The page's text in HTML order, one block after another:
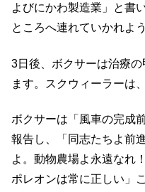
よびにかわ製造業」と書
ところへ連れていかれよ
3日後、ボクサーは治療
ます。スクウィーラーは
ボクサーは「風車の完成
報告し、「同志たちよ前
よ。動物農場よ永遠なれ
ポレオンは常に正しい」